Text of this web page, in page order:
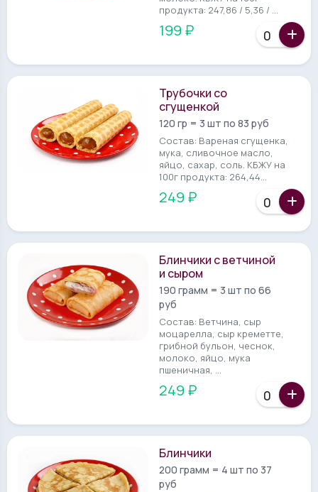
продукта: 247,86 / 5,36 / ...
199 ₽
Трубочки со
сгущенкой
120 гр = 3 шт по 83 руб
Состав: Вареная сгущенка,
мука, сливочное масло,
яйцо, сахар, соль. КБЖУ на
100г продукта: 264,44...
249 ₽
Блинчики с ветчиной
и сыром
190 грамм = 3 шт по 66
руб
Состав: Ветчина, сыр
моцарелла, сыр креметте,
грибной бульон, чеснок,
молоко, яйцо, мука
пшеничная, ...
249 ₽
Блинчики
200 грамм = 4 шт по 37
руб